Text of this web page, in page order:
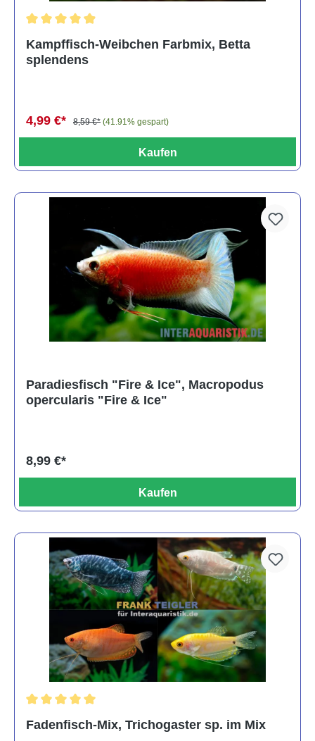
Kampffisch-Weibchen Farbmix, Betta
splendens
4,99 €* 8,59 €* (41.91% gespart)
Kaufen
Paradiesfisch "Fire & Ice", Macropodus
opercularis "Fire & Ice"
8,99 €*
Kaufen
Fadenfisch-Mix, Trichogaster sp. im Mix